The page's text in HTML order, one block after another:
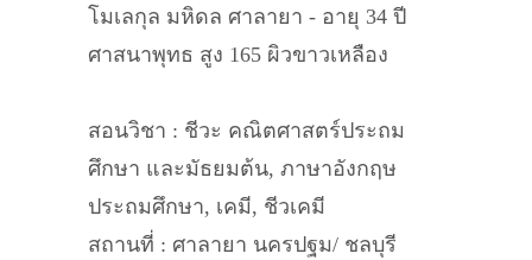
โมเลกุล มหิดล ศาลายา - อายุ 34 ปี
ศาสนาพุทธ สูง 165 ผิวขาวเหลือง
สอนวิชา : ชีวะ คณิตศาสตร์ประถม
ศึกษา และมัธยมต้น, ภาษาอังกฤษ
ประถมศึกษา, เคมี, ชีวเคมี
สถานที่ : ศาลายา นครปฐม/ ชลบุรี